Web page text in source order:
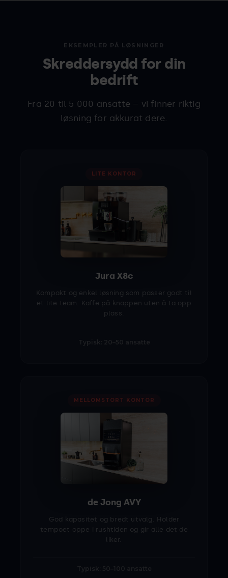
EKSEMPLER PÅ LØSNINGER
Skreddersydd for din
bedrift
Fra 20 til 5 000 ansatte – vi finner riktig
løsning for akkurat dere.
LITE KONTOR
Jura X8c
Kompakt og enkel løsning som passer godt til
et lite team. Kaffe på knappen uten å ta opp
plass.
MELLOMSTORT KONTOR
de Jong AVY
God kapasitet og bredt utvalg. Holder
tempoet oppe i rushtiden og gir alle det de
liker.